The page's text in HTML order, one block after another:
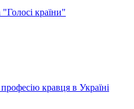
країни"
кравця в Україні